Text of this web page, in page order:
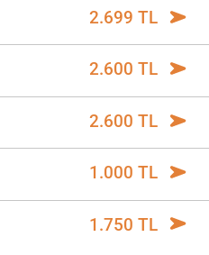
2.699 TL
2.600 TL
2.600 TL
1.000 TL
1.750 TL